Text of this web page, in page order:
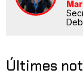
Últimes